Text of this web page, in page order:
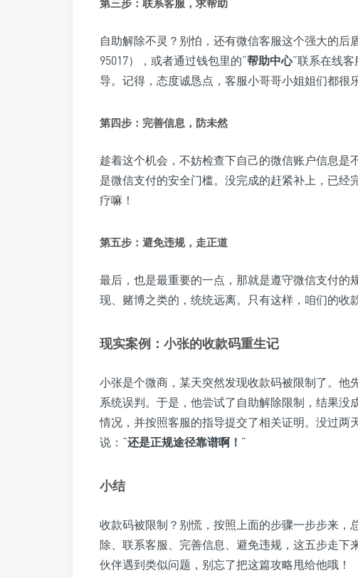
第三步：联系客服，求帮助
自助解除不灵？别怕，还有微信客服这个强大的后
95017），或者通过钱包里的“帮助中心”联系在线
导。记得，态度诚恳点，客服小哥哥小姐姐们都很
第四步：完善信息，防未然
趁着这个机会，不妨检查下自己的微信账户信息
是微信支付的安全门槛。没完成的赶紧补上，已
疗嘛！
第五步：避免违规，走正道
最后，也是最重要的一点，那就是遵守微信支付的
现、赌博之类的，统统远离。只有这样，咱们的收
现实案例：小张的收款码重生记
小张是个微商，某天突然发现收款码被限制了。他
系统误判。于是，他尝试了自助解除限制，结果没
情况，并按照客服的指导提交了相关证明。没过两
说：“还是正规途径靠谱啊！ ”
小结
收款码被限制？别慌，按照上面的步骤一步步来，
除、联系客服、完善信息、避免违规，这五步走下
伙伴遇到类似问题，别忘了把这篇攻略甩给他哦！